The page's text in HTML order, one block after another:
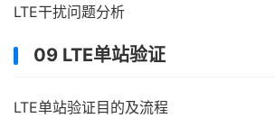
LTE干扰问题分析
09 LTE单站验证
LTE单站验证目的及流程